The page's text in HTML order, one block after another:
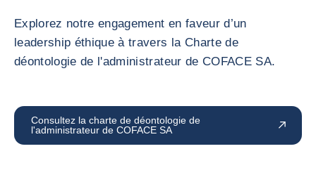
Explorez notre engagement en faveur d’un
leadership éthique à travers la Charte de
déontologie de l'administrateur de COFACE SA.
Consultez la charte de déontologie de
l'administrateur de COFACE SA